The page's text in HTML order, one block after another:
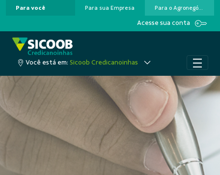
Pular para o Conteúdo principal
Para você Para sua Empresa Para o Agronegócio
Acesse sua conta
Você está em: Sicoob Credicanoinhas